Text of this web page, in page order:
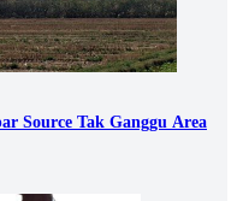
Source Tak Ganggu Area